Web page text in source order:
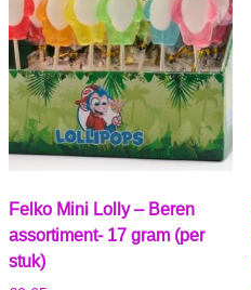
Felko Mini Lolly – Beren
assortiment- 17 gram (per
stuk)